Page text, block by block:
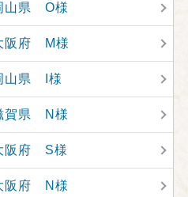
山県 O様
阪府 M様
山県 I様
賀県 N様
阪府 S様
阪府 N様